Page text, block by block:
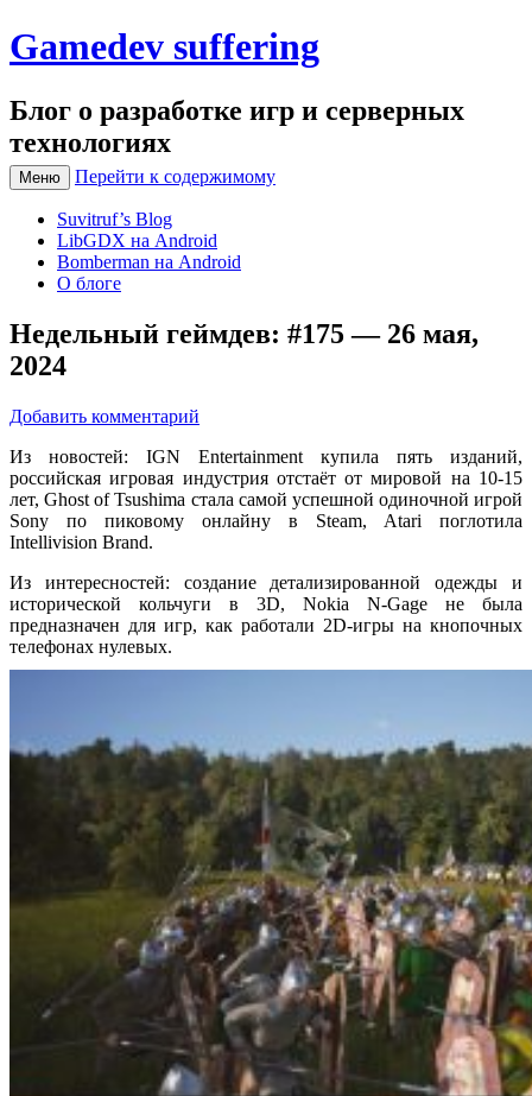
Gamedev suffering
Блог о разработке игр и серверных
технологиях
Меню Перейти к содержимому
Suvitruf’s Blog
LibGDX на Android
Bomberman на Android
О блоге
Недельный геймдев: #175 — 26 мая,
2024
Добавить комментарий
Из новостей: IGN Entertainment купила пять изданий,
российская игровая индустрия отстаёт от мировой на 10-15
лет, Ghost of Tsushima стала самой успешной одиночной игрой
Sony по пиковому онлайну в Steam, Atari поглотила
Intellivision Brand.
Из интересностей: создание детализированной одежды и
исторической кольчуги в 3D, Nokia N-Gage не была
предназначен для игр, как работали 2D-игры на кнопочных
телефонах нулевых.